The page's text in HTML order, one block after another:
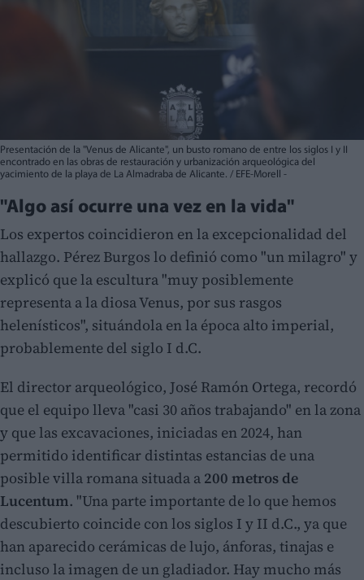
Presentación de la "Venus de Alicante", un busto romano de entre los siglos I y II
encontrado en las obras de restauración y urbanización arqueológica del
yacimiento de la playa de La Almadraba de Alicante. / EFE-Morell -
"Algo así ocurre una vez en la vida"
Los expertos coincidieron en la excepcionalidad del
hallazgo. Pérez Burgos lo definió como "un milagro" y
explicó que la escultura "muy posiblemente
representa a la diosa Venus, por sus rasgos
helenísticos", situándola en la época alto imperial,
probablemente del siglo I d.C.
El director arqueológico, José Ramón Ortega, recordó
que el equipo lleva "casi 30 años trabajando" en la zona
y que las excavaciones, iniciadas en 2024, han
permitido identificar distintas estancias de una
posible villa romana situada a 200 metros de
Lucentum. "Una parte importante de lo que hemos
descubierto coincide con los siglos I y II d.C., ya que
han aparecido cerámicas de lujo, ánforas, tinajas e
incluso la imagen de un gladiador. Hay mucho más